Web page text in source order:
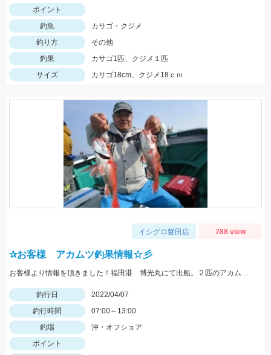
ポイント
釣魚
カサゴ・クジメ
釣り方
その他
釣果
カサゴ1匹、クジメ１匹
サイズ
カサゴ18cm、クジメ18ｃｍ
イシグロ磐田店 788 view
✰お客様 アカムツ釣果情報☆彡
お客様より情報を頂きました！福田港 博光丸にて出船。２匹のアカムツをゲット！おめでとうございます♪
釣行日
2022/04/07
釣行時間
07:00～13:00
釣場
沖・オフショア
ポイント